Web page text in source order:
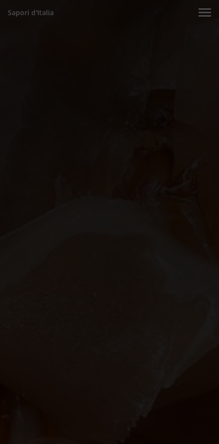
Sapori d'Italia